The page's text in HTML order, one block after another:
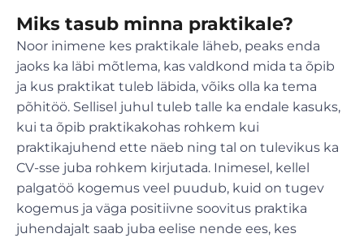
Miks tasub minna praktikale?
Noor inimene kes praktikale läheb, peaks enda
jaoks ka läbi mõtlema, kas valdkond mida ta õpib
ja kus praktikat tuleb läbida, võiks olla ka tema
põhitöö. Sellisel juhul tuleb talle ka endale kasuks,
kui ta õpib praktikakohas rohkem kui
praktikajuhend ette näeb ning tal on tulevikus ka
CV-sse juba rohkem kirjutada. Inimesel, kellel
palgatöö kogemus veel puudub, kuid on tugev
kogemus ja väga positiivne soovitus praktika
juhendajalt saab juba eelise nende ees, kes